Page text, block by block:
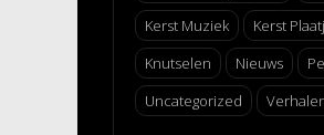
Kerst Muziek
Kerst
Knutselen
Nieuws
Uncategorized